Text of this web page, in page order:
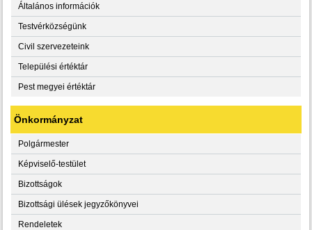
Általános információk
Testvérközségünk
Civil szervezeteink
Települési értéktár
Pest megyei értéktár
Önkormányzat
Polgármester
Képviselő-testület
Bizottságok
Bizottsági ülések jegyzőkönyvei
Rendeletek